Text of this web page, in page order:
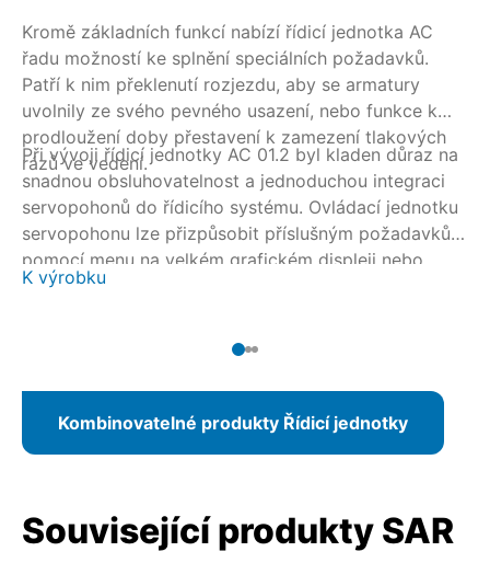
Kromě základních funkcí nabízí řídicí jednotka AC
řadu možností ke splnění speciálních požadavků.
Patří k nim překlenutí rozjezdu, aby se armatury
uvolnily ze svého pevného usazení, nebo funkce k
prodloužení doby přestavení k zamezení tlakových
rázů ve vedení.
Při vývoji řídicí jednotky AC 01.2 byl kladen důraz na
snadnou obsluhovatelnost a jednoduchou integraci
servopohonů do řídicího systému. Ovládací jednotku
servopohonu lze přizpůsobit příslušným požadavkům
pomocí menu na velkém grafickém displeji nebo
alternativně pomocí nástroje AUMA CDT přes
prostřednictvím systému Fieldbus může být
K výrobku
Kombinovatelné produkty Řídicí jednotky
Související produkty SAR